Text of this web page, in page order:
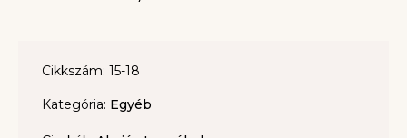
Cikkszám: 15-18
Kategória: Egyéb